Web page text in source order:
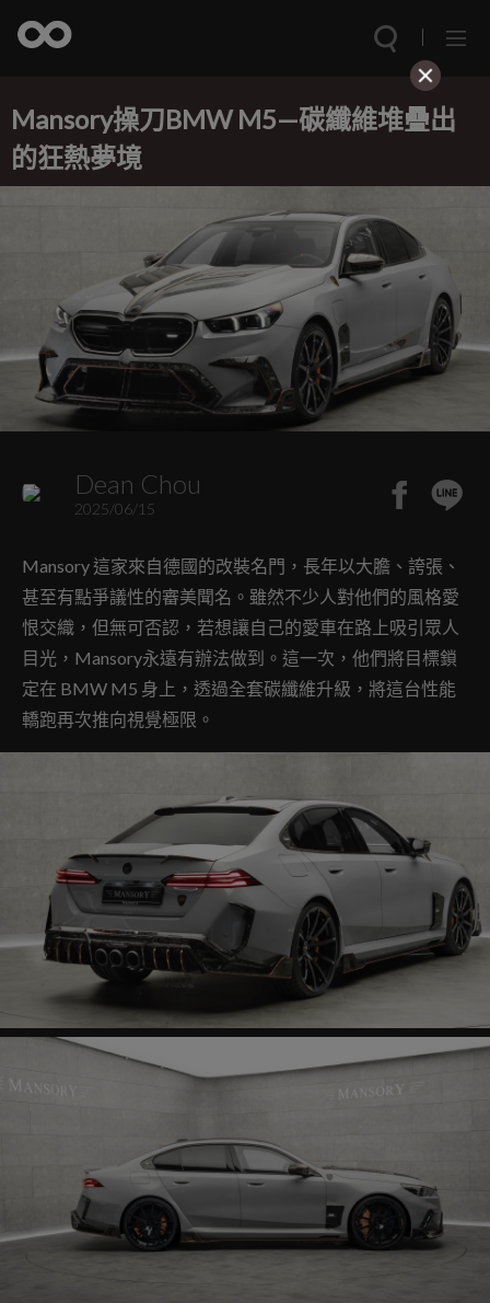
Mansory操刀BMW M5—碳纖維堆疊出
的狂熱夢境
Dean Chou
2025/06/15
Mansory 這家來自德國的改裝名門，長年以大膽、誇張、
甚至有點爭議性的審美聞名。雖然不少人對他們的風格愛
恨交織，但無可否認，若想讓自己的愛車在路上吸引眾人
目光，Mansory永遠有辦法做到。這一次，他們將目標鎖
定在 BMW M5 身上，透過全套碳纖維升級，將這台性能
轎跑再次推向視覺極限。